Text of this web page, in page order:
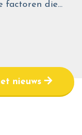
factoren die…
nieuws